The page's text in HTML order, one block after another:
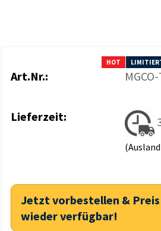
HOT
Art.Nr.:
Lieferzeit:
Jetzt vorbestellen & Preis
wieder verfügbar!